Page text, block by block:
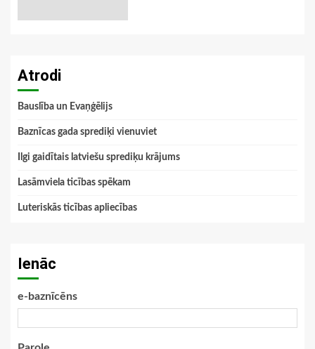
Atrodi
Bauslība un Evaņģēlijs
Baznīcas gada sprediķi vienuviet
Ilgi gaidītais latviešu sprediķu krājums
Lasāmviela ticības spēkam
Luteriskās ticības apliecības
Ienāc
e-baznīcēns